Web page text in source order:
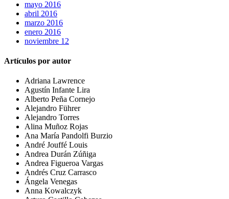
mayo 2016
abril 2016
marzo 2016
enero 2016
noviembre 12
Artículos por autor
Adriana Lawrence
Agustín Infante Lira
Alberto Peña Cornejo
Alejandro Führer
Alejandro Torres
Alina Muñoz Rojas
Ana María Pandolfi Burzio
André Jouffé Louis
Andrea Durán Zúñiga
Andrea Figueroa Vargas
Andrés Cruz Carrasco
Ángela Venegas
Anna Kowalczyk